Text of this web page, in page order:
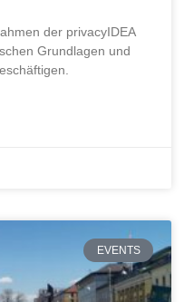
der privacyIDEA
Grundlagen und
EVENTS